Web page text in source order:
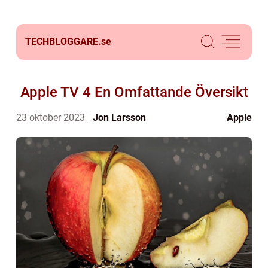
TECHBLOGGARE.se
Apple TV 4 En Omfattande Översikt
23 oktober 2023 Jon Larsson Apple